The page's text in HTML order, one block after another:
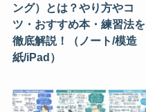
ング）とは？やり方やコ
ツ・おすすめ本・練習法を
徹底解説！（ノート/模造
紙/iPad）